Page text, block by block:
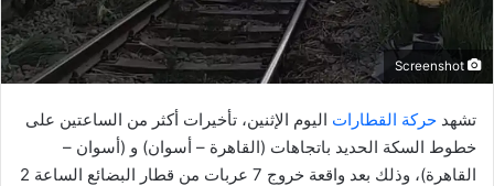
ل
ك
ت
و
ن
ي
تشهد حركة القطارات اليوم الإثنين، تأخيرات أكثر من الساعتين على
خطوط السكة الحديد باتجاهات (القاهرة – أسوان) و (أسوان –
القاهرة)، وذلك بعد واقعة خروج 7 عربات من قطار البضائع الساعة 2